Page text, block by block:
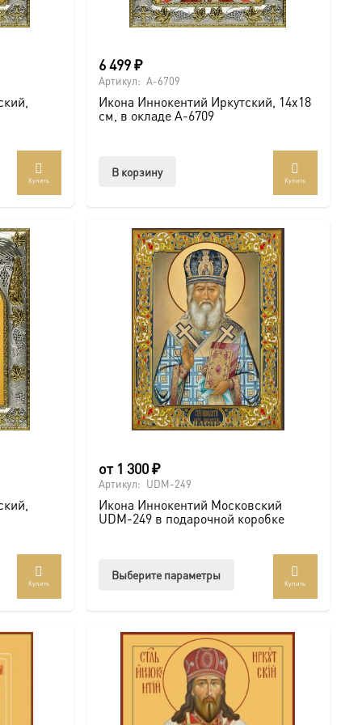
Купить
6 499₽
Артикул: A-6709
Икона Иннокентий Иркутский, 14х18
см, в окладе A-6709
В корзину
Купить
Купить
от 1 300₽
Артикул: UDM-249
Икона Иннокентий Московский
UDM-249 в подарочной коробке
Выберите параметры
вариаций.
Опции
можно
выбрать
Купить